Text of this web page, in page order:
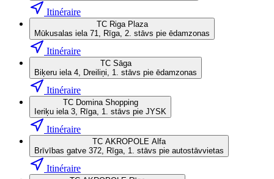
Itinéraire
TC Riga Plaza
Mūkusalas iela 71, Rīga, 2. stāvs pie ēdamzonas
Itinéraire
TC Sāga
Biķeru iela 4, Dreiliņi, 1. stāvs pie ēdamzonas
Itinéraire
TC Domina Shopping
Ieriķu iela 3, Rīga, 1. stāvs pie JYSK
Itinéraire
TC AKROPOLE Alfa
Brīvības gatve 372, Rīga, 1. stāvs pie autostāvvietas
Itinéraire